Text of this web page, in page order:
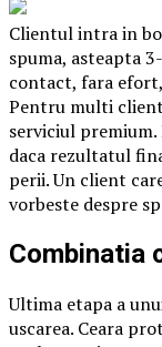
Clientul intra in
spuma, asteapta
contact, fara
Pentru multi
serviciul
daca rezultatul
perii. Un client
vorbeste despre
Combinatia
Ultima etapa a
uscarea. Ceara